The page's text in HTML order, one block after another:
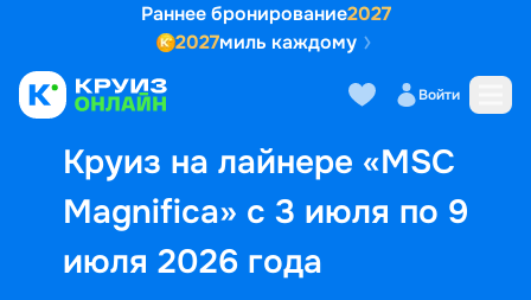
Раннее бронирование2027
2027миль каждому
Войти
Круиз на лайнере «MSC
Magnifica» с 3 июля по 9
июля 2026 года
Выбор кают Маршрут и